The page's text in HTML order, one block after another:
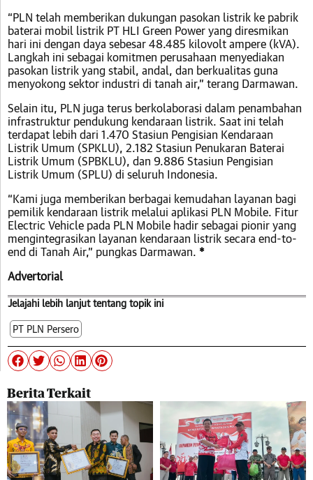
“PLN telah memberikan dukungan pasokan listrik ke pabrik
baterai mobil listrik PT HLI Green Power yang diresmikan
hari ini dengan daya sebesar 48.485 kilovolt ampere (kVA).
Langkah ini sebagai komitmen perusahaan menyediakan
pasokan listrik yang stabil, andal, dan berkualitas guna
menyokong sektor industri di tanah air,” terang Darmawan.
Selain itu, PLN juga terus berkolaborasi dalam penambahan
infrastruktur pendukung kendaraan listrik. Saat ini telah
terdapat lebih dari 1.470 Stasiun Pengisian Kendaraan
Listrik Umum (SPKLU), 2.182 Stasiun Penukaran Baterai
Listrik Umum (SPBKLU), dan 9.886 Stasiun Pengisian
Listrik Umum (SPLU) di seluruh Indonesia.
“Kami juga memberikan berbagai kemudahan layanan bagi
pemilik kendaraan listrik melalui aplikasi PLN Mobile. Fitur
Electric Vehicle pada PLN Mobile hadir sebagai pionir yang
mengintegrasikan layanan kendaraan listrik secara end-to-
end di Tanah Air,” pungkas Darmawan. *
Advertorial
Jelajahi lebih lanjut tentang topik ini
PT PLN Persero
Berita Terkait